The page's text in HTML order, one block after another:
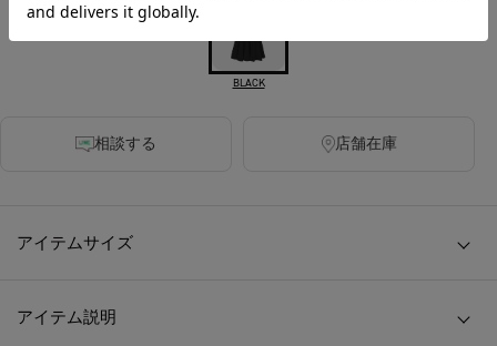
BLACK
相談する 店舗在庫
アイテムサイズ
アイテム説明